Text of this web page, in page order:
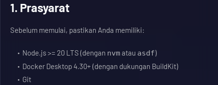
1. Prasyarat
Sebelum memulai, pastikan Anda memiliki:
Node.js >= 20 LTS (dengan nvmatau asdf)
Docker Desktop 4.30+ (dengan dukungan BuildKit)
Git